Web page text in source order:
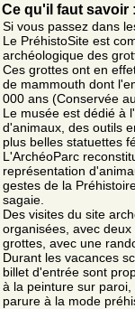
Ce qu'il faut savoir :
Si vous passez dans
Le PréhistoSite est
archéologique des
Ces grottes ont en
de mammouth dont
000 ans (Conservée
Le musée est dédié à
d'animaux, des outils
plus belles statuettes
L'ArchéoParc
représentation
gestes de la
sagaie.
Des visites du site
organisées, avec
grottes, avec une
Durant les vacances
billet d'entrée sont
à la peinture sur
parure à la mode